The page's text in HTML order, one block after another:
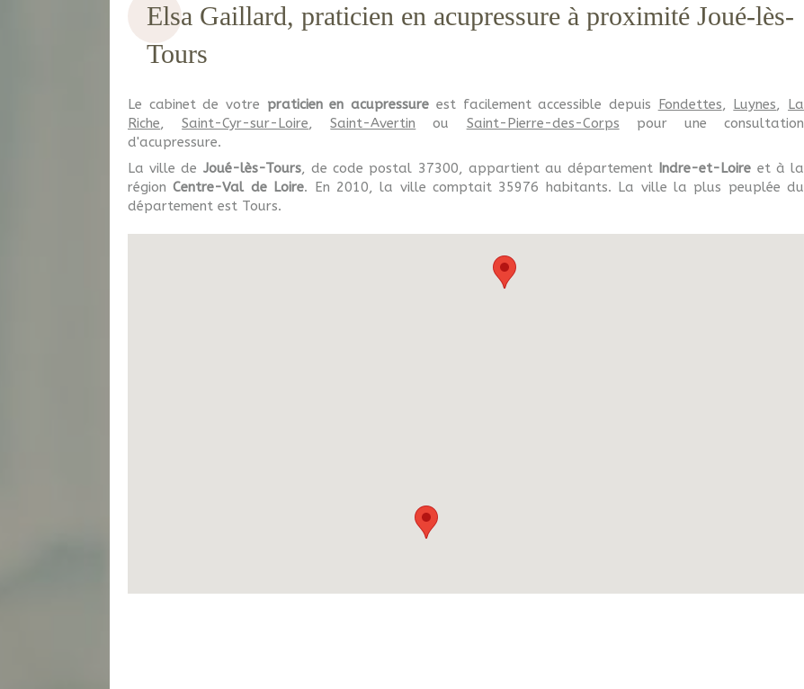
Elsa Gaillard, praticien en acupressure à proximité Joué-lès-
Tours
Le cabinet de votre praticien en acupressure est facilement accessible depuis Fondettes, Luynes, La
Riche,Saint-Cyr-sur-Loire,Saint-Avertin ou Saint-Pierre-des-Corps pour une consultation
d'acupressure.
La ville de Joué-lès-Tours, de code postal 37300, appartient au département Indre-et-Loire et à la
régionCentre-Val de Loire. En 2010, la ville comptait 35976 habitants. La ville la plus peuplée du
département est Tours.